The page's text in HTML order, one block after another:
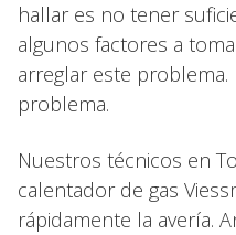
hallar es no tener
algunos factores a
arreglar este
problema.
Nuestros técnicos en
calentador de gas
rápidamente la avería.